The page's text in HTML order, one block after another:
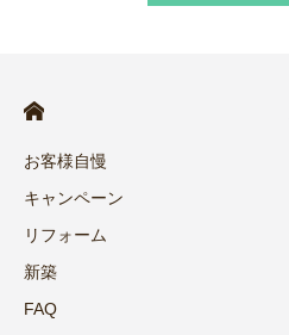
お客様自慢
キャンペーン
リフォーム
新築
FAQ